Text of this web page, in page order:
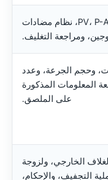
PV، P-AV، TOTOX، نظام مضادات
ومراجعة التغليف.
وحجم الجرعة، وعدد
المعلومات المذكورة
على الملصق.
الخارجي، ولزوجة
التجفيف، والإحكام،